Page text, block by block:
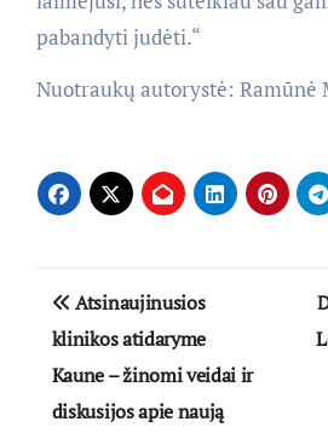
pabandyti judėti.“
Nuotraukų autorystė: Ramūnė
Navigacija
tarp
įrašų
Atsinaujinusios
klinikos atidaryme
Kaune – žinomi veidai ir
diskusijos apie naują